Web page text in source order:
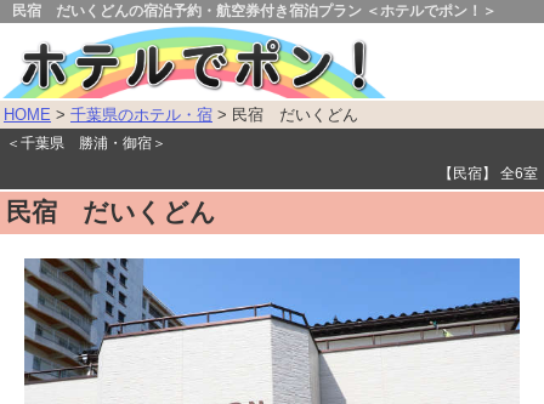
民宿 だいくどんの宿泊予約・航空券付き宿泊プラン ＜ホテルでポン！＞
HOME > 千葉県のホテル・宿 > 民宿 だいくどん
＜千葉県 勝浦・御宿＞
【民宿】 全6室
民宿 だいくどん